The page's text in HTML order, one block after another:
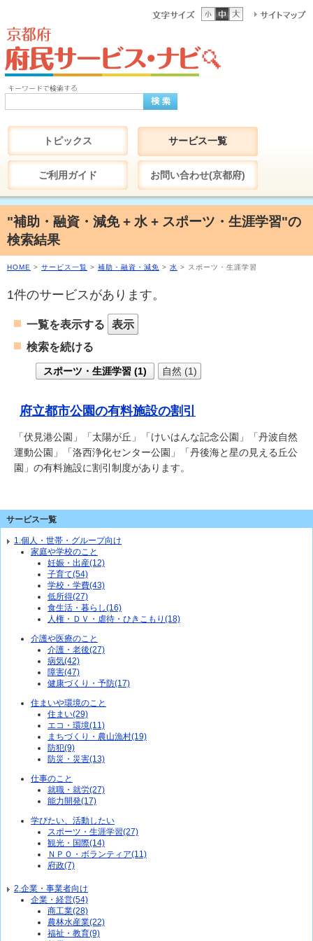
トピックス サービス一覧
ご利用ガイド お問い合わせ(京都府)
"補助・融資・減免 + 水 + スポーツ・生涯学習"の
検索結果
HOME > サービス一覧 > 補助・融資・減免 > 水 > スポーツ・生涯学習
1件のサービスがあります。
一覧を表示する
表示
検索を続ける
スポーツ・生涯学習 (1) 自然 (1)
府立都市公園の有料施設の割引
「伏見港公園」「太陽が丘」「けいはんな記念公園」「丹波自然
運動公園」「洛西浄化センター公園」「丹後海と星の見える丘公
園」の有料施設に割引制度があります。
サービス一覧
1.個人・世帯・グループ向け
家庭や学校のこと
妊娠・出産(12)
子育て(54)
学校・学費(43)
低所得(27)
食生活・暮らし(16)
人権・ＤＶ・虐待・ひきこもり(18)
介護や医療のこと
介護・老後(27)
病気(42)
障害(47)
健康づくり・予防(17)
住まいや環境のこと
住まい(29)
エコ・環境(11)
まちづくり・農山漁村(19)
防犯(9)
防災・災害(13)
仕事のこと
就職・就労(27)
能力開発(17)
学びたい、活動したい
スポーツ・生涯学習(27)
観光・国際(14)
ＮＰＯ・ボランティア(11)
府政(7)
2.企業・事業者向け
企業・経営(54)
商工業(28)
農林水産業(22)
福祉・教育(9)